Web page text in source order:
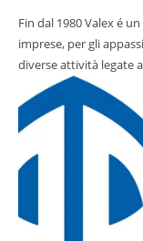
Fin dal 1980 Valex é
imprese, per gli
diverse attività legate